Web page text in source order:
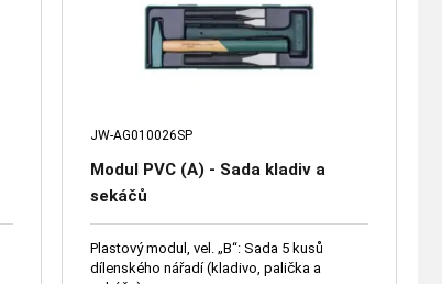
JW-AG010026SP
Modul PVC (A) - Sada kladiv a
sekáčů
Plastový modul, vel. „B“: Sada 5 kusů
dílenského nářadí (kladivo, palička a